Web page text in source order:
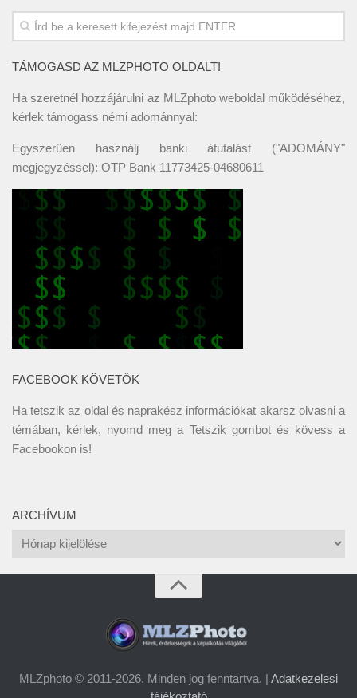
TÁMOGASD AZ MLZPHOTO OLDALT!
Ha szeretnél hozzájárulni az MLZphoto weboldal működéséhez,
kérlek támogass némi adománnyal:
Egyszerűen használj banki átutalást ("ADOMÁNY"
megjegyzéssel): OTP Bank 11773425-04680611
FACEBOOK KÖVETŐK
Ha tetszik az oldal és naprakész információkat akarsz olvasni a
témában, kérlek, nyomd meg a Tetszik gombot és kövess a
Facebookon is!
ARCHÍVUM
Archívum
MLZphoto © 2011-2026. Minden jog fenntartva. | Adatkezelesi